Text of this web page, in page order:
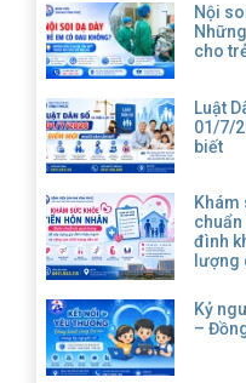
Nội
cho
Luật
01/7/
biết
Khám
đình
lượng
Kỷ
–